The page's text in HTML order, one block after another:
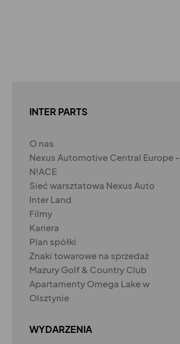
INTER PARTS
O nas
Nexus Automotive Central Europe -
N!ACE
Sieć warsztatowa Nexus Auto
Inter Land
Filmy
Kariera
Plan spółki
Znaki towarowe na sprzedaż
Mazury Golf & Country Club
Apartamenty Omega Lake w
Olsztynie
WYDARZENIA